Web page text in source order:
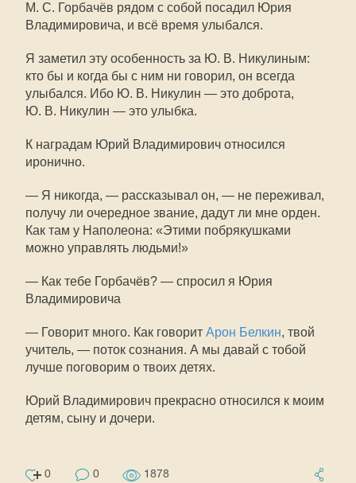
М. С. Горбачёв рядом с собой посадил Юрия
Владимировича, и всё время улыбался.
Я заметил эту особенность за Ю. В. Никулиным:
кто бы и когда бы с ним ни говорил, он всегда
улыбался. Ибо Ю. В. Никулин — это доброта,
Ю. В. Никулин — это улыбка.
К наградам Юрий Владимирович относился
иронично.
— Я никогда, — рассказывал он, — не переживал,
получу ли очередное звание, дадут ли мне орден.
Как там у Наполеона: «Этими побрякушками
можно управлять людьми!»
— Как тебе Горбачёв? — спросил я Юрия
Владимировича
— Говорит много. Как говорит Арон Белкин, твой
учитель, — поток сознания. А мы давай с тобой
лучше поговорим о твоих детях.
Юрий Владимирович прекрасно относился к моим
детям, сыну и дочери.
0 0 1878